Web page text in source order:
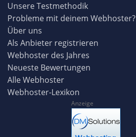
Unsere Testmethodik
Probleme mit deinem Webhoster?
Über uns
Als Anbieter registrieren
Webhoster des Jahres
Neueste Bewertungen
Alle Webhoster
Webhoster-Lexikon
Anzeige